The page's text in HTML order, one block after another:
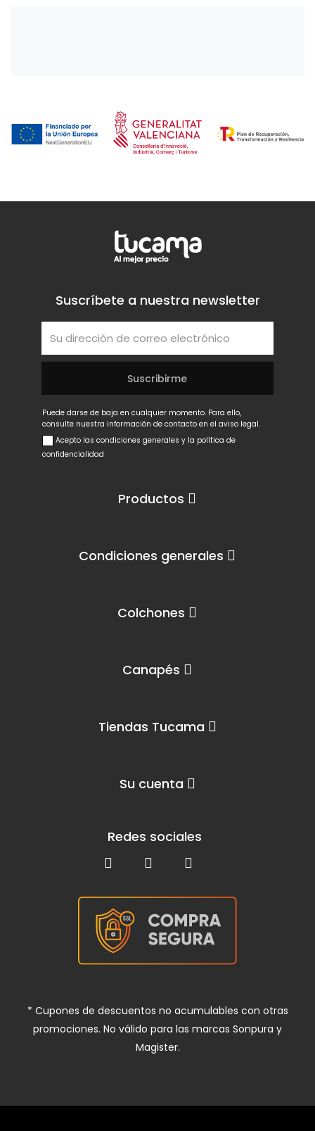
Productos
Condiciones generales
Colchones
Canapés
Tiendas Tucama
Su cuenta
Suscríbete a nuestra newsletter
Puede darse de baja en cualquier momento. Para ello,
consulte nuestra información de contacto en el aviso legal.
Acepto las condiciones generales y la política de
confidencialidad
Redes sociales
* Cupones de descuentos no acumulables con otras
promociones. No válido para las marcas Sonpura y
Magister.